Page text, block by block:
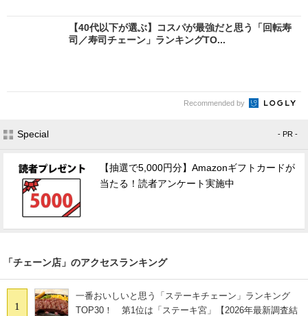
【40代以下が選ぶ】コスパが最強だと思う「回転寿
司／寿司チェーン」ランキングTO...
Recommended by
Special - PR -
【抽選で5,000円分】Amazonギフトカードが
当たる！読者アンケート実施中
「チェーン店」のアクセスランキング
1
一番おいしいと思う「ステーキチェーン」ランキング
TOP30！ 第1位は「ステーキ宮」【2026年最新調査結